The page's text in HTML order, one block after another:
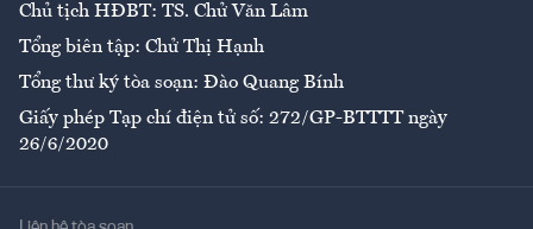
Chủ tịch HĐBT: TS. Chử Văn Lâm
Tổng biên tập: Chử Thị Hạnh
Tổng thư ký tòa soạn: Đào Quang Bính
Giấy phép Tạp chí điện tử số: 272/GP-BTTTT ngày
26/6/2020